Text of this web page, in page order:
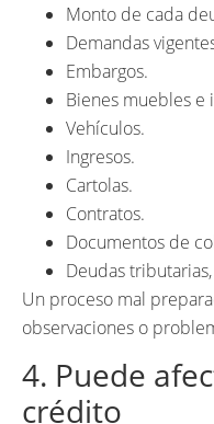
Monto de cada
Demandas
Embargos.
Bienes muebles e
Vehículos.
Ingresos.
Cartolas.
Contratos.
Documentos de
Deudas
Un proceso mal
observaciones o
4. Puede
crédito